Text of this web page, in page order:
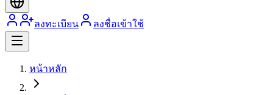
ลงทะเบียน ลงชื่อเข้าใช้
หน้าหลัก